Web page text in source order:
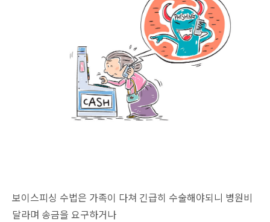
보이스피싱 수법은 가족이 다쳐 긴급히 수술해야되니 병원비
달라며 송금을 요구하거나